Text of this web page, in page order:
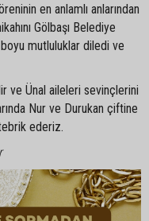
en anlamlı anlarından
Gölbaşı Belediye
boyu mutluluklar diledi ve
ve Ünal aileleri sevinçlerini
Nur ve Durukan çiftine
ederiz.